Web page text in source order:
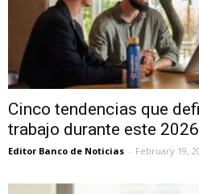
Cinco tendencias que
trabajo durante este 2026
Editor Banco de Noticias - February 19,